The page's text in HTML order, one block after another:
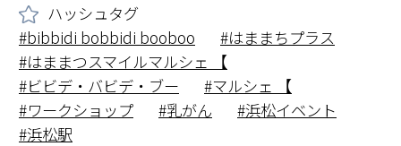
ハッシュタグ
bibbidi bobbidi booboo
はままちプラス
はままつスマイルマルシェ 【
ビビデ・バビデ・ブー
マルシェ 【
ワークショップ
乳がん
浜松イベント
浜松駅